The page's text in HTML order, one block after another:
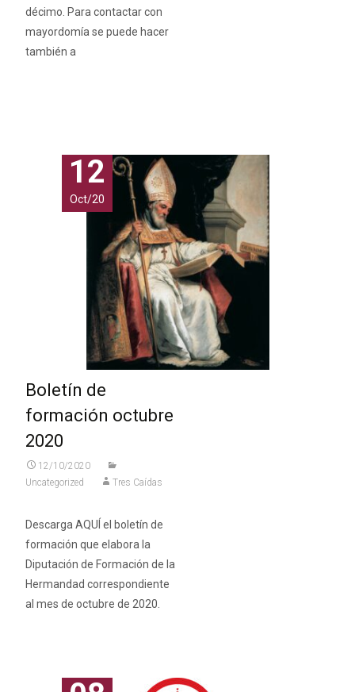
décimo. Para contactar con
mayordomía se puede hacer
también a
12
Oct/20
Boletín de
formación octubre
2020
12/10/2020
Uncategorized
Tres Caídas
Descarga AQUÍ el boletín de
formación que elabora la
Diputación de Formación de la
Hermandad correspondiente
al mes de octubre de 2020.